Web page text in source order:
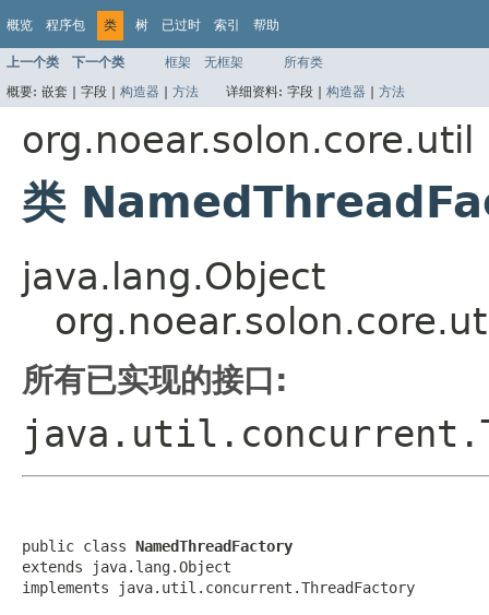
概览 程序包 类 树 已过时 索引 帮助
上一个类 下一个类 框架 无框架
所有类
概要: 嵌套 | 字段 | 构造器 | 方法 详细资料: 字段 | 构造器 | 方法
org.noear.solon.core.util
类
java.lang.Object
所有已实现的接口:
public class NamedThreadFactory
extends java.lang.Object
implements java.util.concurrent.ThreadFactory